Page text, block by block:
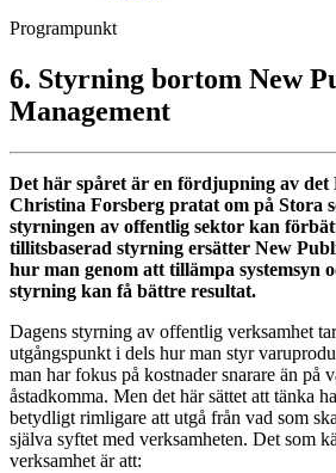
Programpunkt
6. Styrning bortom New
Management
Det här spåret är en fördjupning av
Christina Forsberg pratat om på Stora
styrningen av offentlig sektor kan
tillitsbaserad styrning ersätter New
hur man genom att tillämpa systemsyn
styrning kan få bättre resultat.
Dagens styrning av offentlig verksamhet
utgångspunkt i dels hur man styr
man har fokus på kostnader snarare än på
åstadkomma. Men det här sättet att tänka
betydligt rimligare att utgå från vad som
själva syftet med verksamheten. Det som
verksamhet är att: